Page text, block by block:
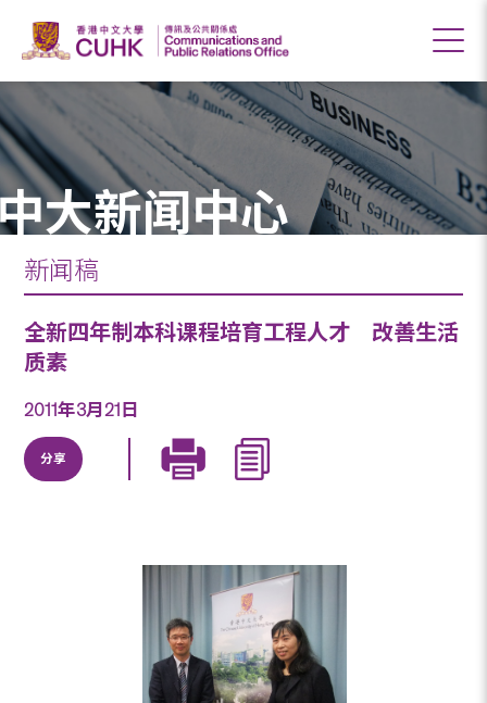
大新闻中心
新闻稿
全新四年制本科课程培育工程人才 改善生活
质素
2011年3月21日
分享